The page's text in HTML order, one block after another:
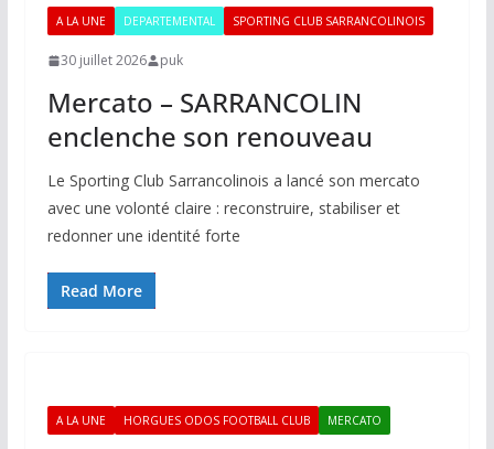
A LA UNE DEPARTEMENTAL SPORTING CLUB SARRANCOLINOIS
30 juillet 2026 puk
Mercato – SARRANCOLIN
enclenche son renouveau
Le Sporting Club Sarrancolinois a lancé son mercato
avec une volonté claire : reconstruire, stabiliser et
redonner une identité forte
Read More
A LA UNE HORGUES ODOS FOOTBALL CLUB MERCATO